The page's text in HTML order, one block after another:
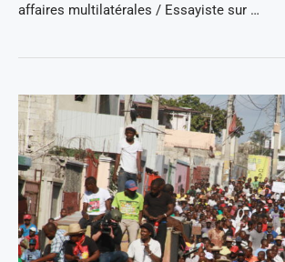
affaires multilatérales / Essayiste sur …